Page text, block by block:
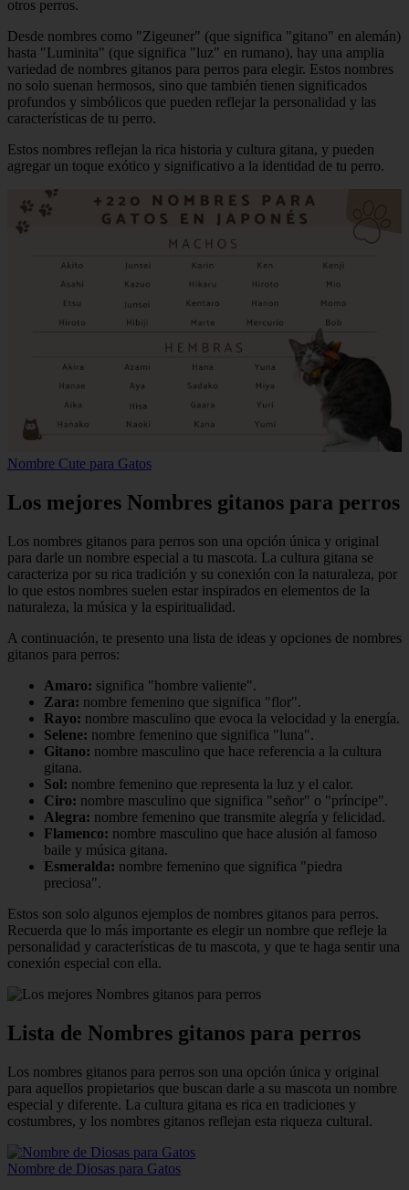
otros perros.
Desde nombres como "Zigeuner" (que significa "gitano" en alemán)
hasta "Luminita" (que significa "luz" en rumano), hay una amplia
variedad de nombres gitanos para perros para elegir. Estos nombres
no solo suenan hermosos, sino que también tienen significados
profundos y simbólicos que pueden reflejar la personalidad y las
características de tu perro.
Estos nombres reflejan la rica historia y cultura gitana, y pueden
agregar un toque exótico y significativo a la identidad de tu perro.
Nombre Cute para Gatos
Los mejores Nombres gitanos para perros
Los nombres gitanos para perros son una opción única y original
para darle un nombre especial a tu mascota. La cultura gitana se
caracteriza por su rica tradición y su conexión con la naturaleza, por
lo que estos nombres suelen estar inspirados en elementos de la
naturaleza, la música y la espiritualidad.
A continuación, te presento una lista de ideas y opciones de nombres
gitanos para perros:
Amaro: significa "hombre valiente".
Zara: nombre femenino que significa "flor".
Rayo: nombre masculino que evoca la velocidad y la energía.
Selene: nombre femenino que significa "luna".
Gitano: nombre masculino que hace referencia a la cultura
gitana.
Sol: nombre femenino que representa la luz y el calor.
Ciro: nombre masculino que significa "señor" o "príncipe".
Alegra: nombre femenino que transmite alegría y felicidad.
Flamenco: nombre masculino que hace alusión al famoso
baile y música gitana.
Esmeralda: nombre femenino que significa "piedra
preciosa".
Estos son solo algunos ejemplos de nombres gitanos para perros.
Recuerda que lo más importante es elegir un nombre que refleje la
personalidad y características de tu mascota, y que te haga sentir una
conexión especial con ella.
Lista de Nombres gitanos para perros
Los nombres gitanos para perros son una opción única y original
para aquellos propietarios que buscan darle a su mascota un nombre
especial y diferente. La cultura gitana es rica en tradiciones y
costumbres, y los nombres gitanos reflejan esta riqueza cultural.
Nombre de Diosas para Gatos